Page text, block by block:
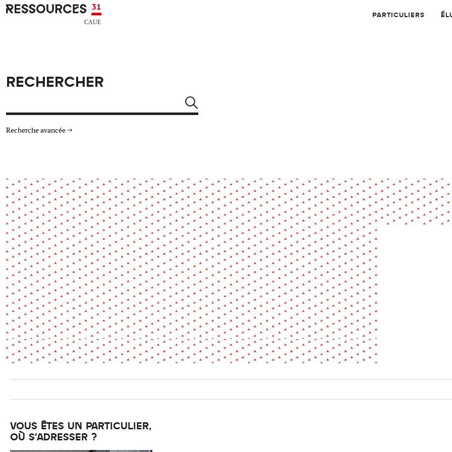
Aller au contenu principal
CAUE RESSOURCES 31 PARTICULIERS
RECHERCHER
Recherche avancée
Architecture
Arts Design
Énergie
Environnement
Habiter
Jeunes
Patrimoine
Paysage
Société
Transition écologique
Urbanisme
Actualité Animation Application Compte-rendu
Dossier
thématique
Expérience Exposition Fiche / Guide Livre Podcast
Revue Revue de presse Vidéo
La
VOUS ÊTES UN PARTICULIER,
OÙ S'ADRESSER ?